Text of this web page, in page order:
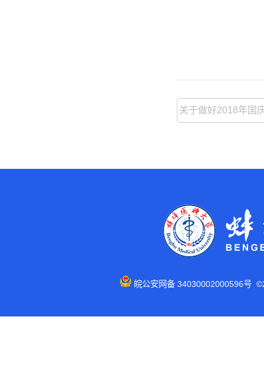
关于做好2018年国
皖公安网备 34030002000596号